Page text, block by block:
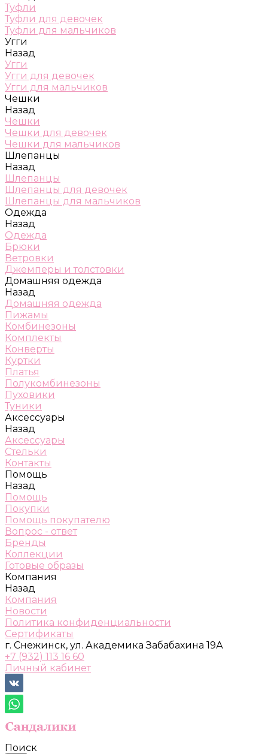
Туфли
Туфли для девочек
Туфли для мальчиков
Угги
Назад
Угги
Угги для девочек
Угги для мальчиков
Чешки
Назад
Чешки
Чешки для девочек
Чешки для мальчиков
Шлепанцы
Назад
Шлепанцы
Шлепанцы для девочек
Шлепанцы для мальчиков
Одежда
Назад
Одежда
Брюки
Ветровки
Джемперы и толстовки
Домашняя одежда
Назад
Домашняя одежда
Пижамы
Комбинезоны
Комплекты
Конверты
Куртки
Платья
Полукомбинезоны
Пуховики
Туники
Аксессуары
Назад
Аксессуары
Стельки
Контакты
Помощь
Назад
Помощь
Покупки
Помощь покупателю
Вопрос - ответ
Бренды
Коллекции
Готовые образы
Компания
Назад
Компания
Новости
Политика конфиденциальности
Сертификаты
г. Снежинск, ул. Академика Забабахина 19А
+7 (932) 113 16 60
Личный кабинет
Поиск